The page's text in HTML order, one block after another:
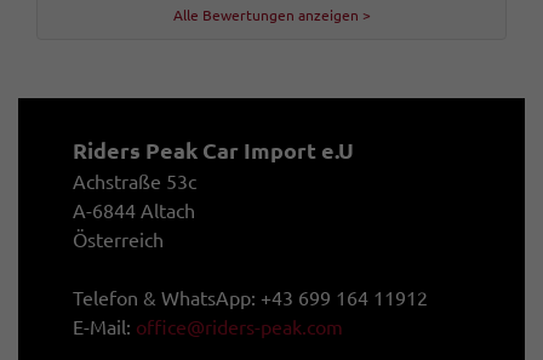
Alle Bewertungen anzeigen >
Riders Peak Car Import e.U
Achstraße 53c
A-6844 Altach
Österreich
Telefon & WhatsApp: +43 699 164 11912
E-Mail: office@riders-peak.com